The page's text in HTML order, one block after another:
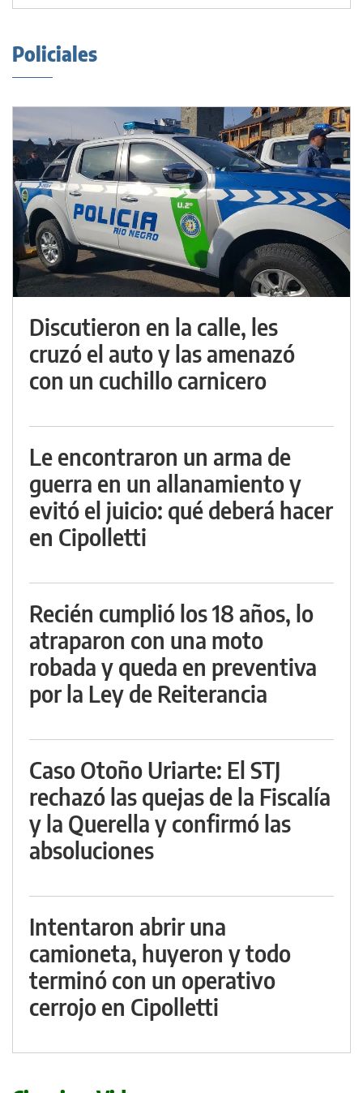
Policiales
Discutieron en la calle, les
cruzó el auto y las amenazó
con un cuchillo carnicero
Le encontraron un arma de
guerra en un allanamiento y
evitó el juicio: qué deberá hacer
en Cipolletti
Recién cumplió los 18 años, lo
atraparon con una moto
robada y queda en preventiva
por la Ley de Reiterancia
Caso Otoño Uriarte: El STJ
rechazó las quejas de la Fiscalía
y la Querella y confirmó las
absoluciones
Intentaron abrir una
camioneta, huyeron y todo
terminó con un operativo
cerrojo en Cipolletti